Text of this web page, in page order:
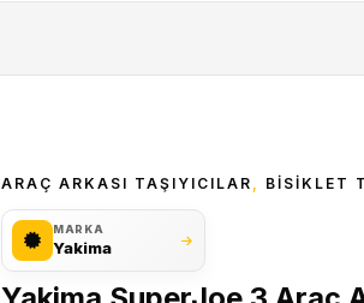
ARAÇ ARKASI TAŞIYICILAR BISIKLET
MARKA
Yakima